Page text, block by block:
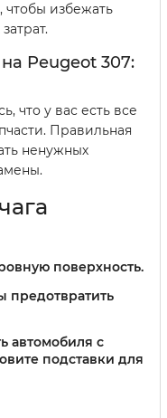
чтобы избежать
Peugeot 307:
что у вас есть все
Правильная
ненужных
поверхность.
предотвратить
автомобиля с
подставки для